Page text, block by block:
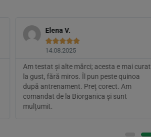
Elena V.

14.08.2025
Am testat și alte mărci; acesta e mai curat
la gust, fără miros. Îl pun peste quinoa
după antrenament. Preț corect. Am
comandat de la Biorganica și sunt
mulțumit.